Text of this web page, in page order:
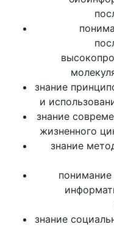
знание
и
знание
жизненного
знание
знание